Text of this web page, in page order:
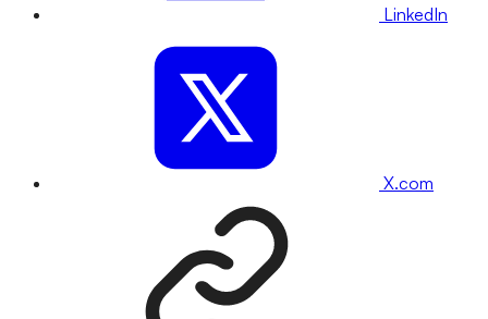
LinkedIn
X.com